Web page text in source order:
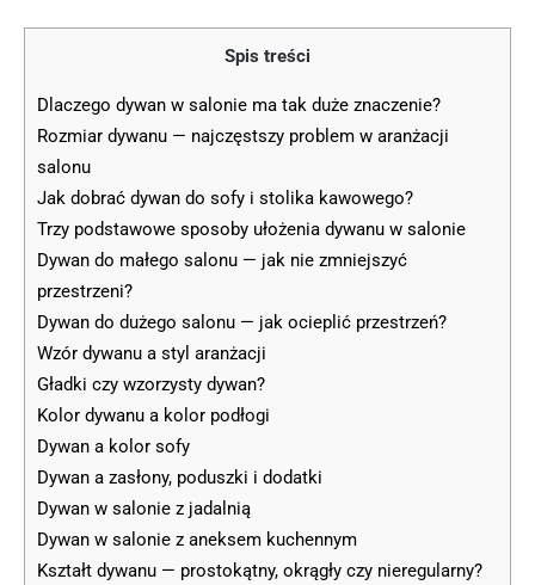
Spis treści
Dlaczego dywan w salonie ma tak duże znaczenie?
Rozmiar dywanu — najczęstszy problem w aranżacji
salonu
Jak dobrać dywan do sofy i stolika kawowego?
Trzy podstawowe sposoby ułożenia dywanu w salonie
Dywan do małego salonu — jak nie zmniejszyć
przestrzeni?
Dywan do dużego salonu — jak ocieplić przestrzeń?
Wzór dywanu a styl aranżacji
Gładki czy wzorzysty dywan?
Kolor dywanu a kolor podłogi
Dywan a kolor sofy
Dywan a zasłony, poduszki i dodatki
Dywan w salonie z jadalnią
Dywan w salonie z aneksem kuchennym
Kształt dywanu — prostokątny, okrągły czy nieregularny?